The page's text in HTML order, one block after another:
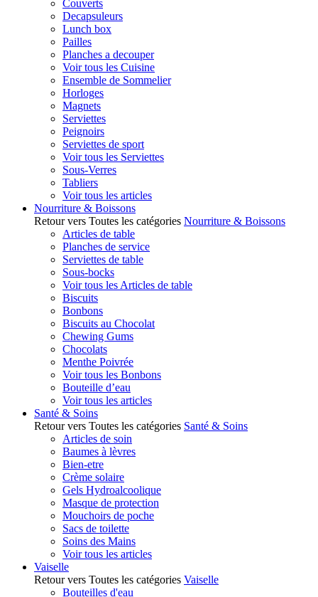
Couverts
Decapsuleurs
Lunch box
Pailles
Planches a decouper
Voir tous les Cuisine
Ensemble de Sommelier
Horloges
Magnets
Serviettes
Peignoirs
Serviettes de sport
Voir tous les Serviettes
Sous-Verres
Tabliers
Voir tous les articles
Nourriture & Boissons
Retour vers Toutes les catégories Nourriture & Boissons
Articles de table
Planches de service
Serviettes de table
Sous-bocks
Voir tous les Articles de table
Biscuits
Bonbons
Biscuits au Chocolat
Chewing Gums
Chocolats
Menthe Poivrée
Voir tous les Bonbons
Bouteille d’eau
Voir tous les articles
Santé & Soins
Retour vers Toutes les catégories Santé & Soins
Articles de soin
Baumes à lèvres
Bien-etre
Crème solaire
Gels Hydroalcoolique
Masque de protection
Mouchoirs de poche
Sacs de toilette
Soins des Mains
Voir tous les articles
Vaiselle
Retour vers Toutes les catégories Vaiselle
Bouteilles d'eau